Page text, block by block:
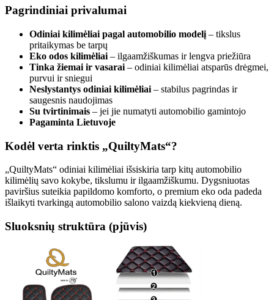
Pagrindiniai privalumai
Odiniai kilimėliai pagal automobilio modelį – tikslus
pritaikymas be tarpų
Eko odos kilimėliai – ilgaamžiškumas ir lengva priežiūra
Tinka žiemai ir vasarai – odiniai kilimėliai atsparūs drėgmei,
purvui ir sniegui
Neslystantys odiniai kilimėliai – stabilus pagrindas ir
saugesnis naudojimas
Su tvirtinimais – jei jie numatyti automobilio gamintojo
Pagaminta Lietuvoje
Kodėl verta rinktis „QuiltyMats“?
„QuiltyMats“ odiniai kilimėliai išsiskiria tarp kitų automobilio
kilimėlių savo kokybe, tikslumu ir ilgaamžiškumu. Dygsniuotas
paviršius suteikia papildomo komforto, o premium eko oda padeda
išlaikyti tvarkingą automobilio salono vaizdą kiekvieną dieną.
Sluoksnių struktūra (pjūvis)